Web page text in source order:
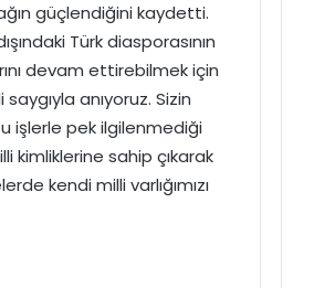
güçlendiğini kaydetti.
Türk diasporasının
devam ettirebilmek için
anıyoruz. Sizin
işlerle pek ilgilenmediği
kimliklerine sahip çıkarak
kendi milli varlığımızı